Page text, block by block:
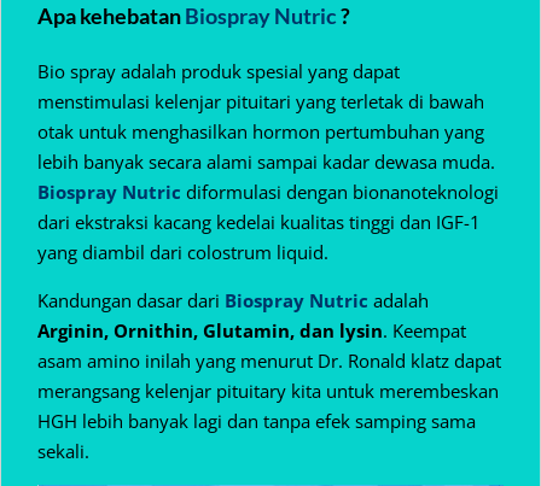
Apa kehebatanBiospray Nutric?
Bio spray adalah produk spesial yang dapat
menstimulasi kelenjar pituitari yang terletak di bawah
otak untuk menghasilkan hormon pertumbuhan yang
lebih banyak secara alami sampai kadar dewasa muda.
Biospray Nutric diformulasi dengan bionanoteknologi
dari ekstraksi kacang kedelai kualitas tinggi dan IGF-1
yang diambil dari colostrum liquid.
Kandungan dasar dari Biospray Nutric adalah
Arginin, Ornithin, Glutamin, dan lysin. Keempat
asam amino inilah yang menurut Dr. Ronald klatz dapat
merangsang kelenjar pituitary kita untuk merembeskan
HGH lebih banyak lagi dan tanpa efek samping sama
sekali.